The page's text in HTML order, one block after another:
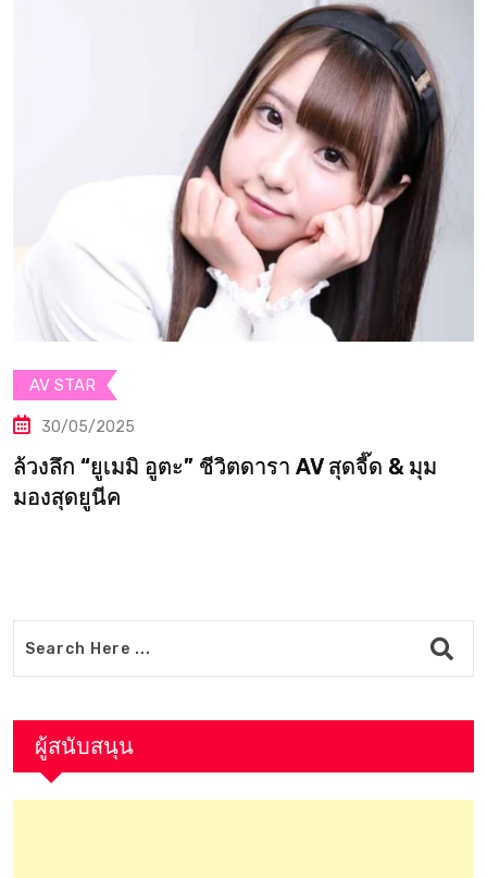
มมิ อูตะ” ชีวิตดารา AV สุดจี๊ด & มุม
แปลบทสั
ผู้สนับสนุน